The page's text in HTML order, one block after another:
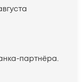
партнёра.